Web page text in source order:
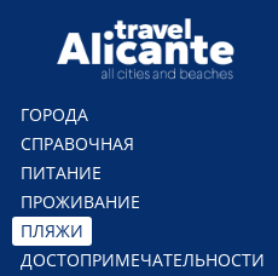
Перейти к основному
ГОРОДА
СПРАВОЧНАЯ
ПИТАНИЕ
ПРОЖИВАНИЕ
ПЛЯЖИ
ДОСТОПРИМЕЧАТЕЛЬНОСТИ